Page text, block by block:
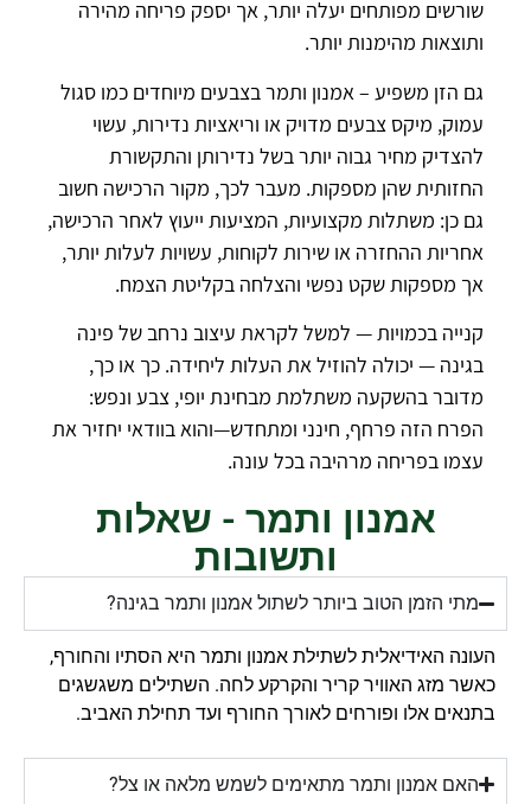
שורשים מפותחים יעלה יותר, אך יספק פריחה מהירה
ותוצאות מהימנות יותר.
גם הזן משפיע – אמנון ותמר בצבעים מיוחדים כמו סגול
עמוק, מיקס צבעים מדויק או וריאציות נדירות, עשוי
להצדיק מחיר גבוה יותר בשל נדירותן והתקשורת
החזותית שהן מספקות. מעבר לכך, מקור הרכישה חשוב
גם כן: משתלות מקצועיות, המציעות ייעוץ לאחר הרכישה,
אחריות ההחזרה או שירות לקוחות, עשויות לעלות יותר,
אך מספקות שקט נפשי והצלחה בקליטת הצמח.
קנייה בכמויות — למשל לקראת עיצוב נרחב של פינה
בגינה — יכולה להוזיל את העלות ליחידה. כך או כך,
מדובר בהשקעה משתלמת מבחינת יופי, צבע ונפש:
הפרח הזה פרחף, חינני ומתחדש—והוא בוודאי יחזיר את
עצמו בפריחה מרהיבה בכל עונה.
אמנון ותמר - שאלות
ותשובות
מתי הזמן הטוב ביותר לשתול אמנון ותמר בגינה?
העונה האידיאלית לשתילת אמנון ותמר היא הסתיו והחורף,
כאשר מזג האוויר קריר והקרקע לחה. השתילים משגשגים
בתנאים אלו ופורחים לאורך החורף ועד תחילת האביב.
האם אמנון ותמר מתאימים לשמש מלאה או צל?